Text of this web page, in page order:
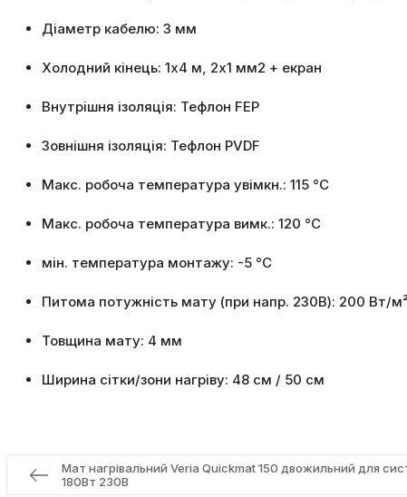
Діаметр кабелю: 3 мм
Холодний кінець: 1х4 м, 2х1 мм2 + екран
Внутрішня ізоляція: Тефлон FEP
Зовнішня ізоляція: Тефлон PVDF
Макс. робоча температура увімкн.: 115 °C
Макс. робоча температура вимк.: 120 °C
мін. температура монтажу: -5 °C
Питома потужність мату (при напр. 230В): 200 Вт/м²
Товщина мату: 4 мм
Ширина сітки/зони нагріву: 48 см / 50 см
Мат нагрівальний Veria Quickmat 150 двожильний для
180Вт 230В